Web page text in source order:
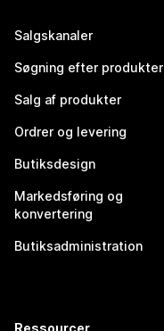
Salgskanaler
Søgning efter produkter
Salg af produkter
Ordrer og levering
Butiksdesign
Markedsføring og
konvertering
Butiksadministration